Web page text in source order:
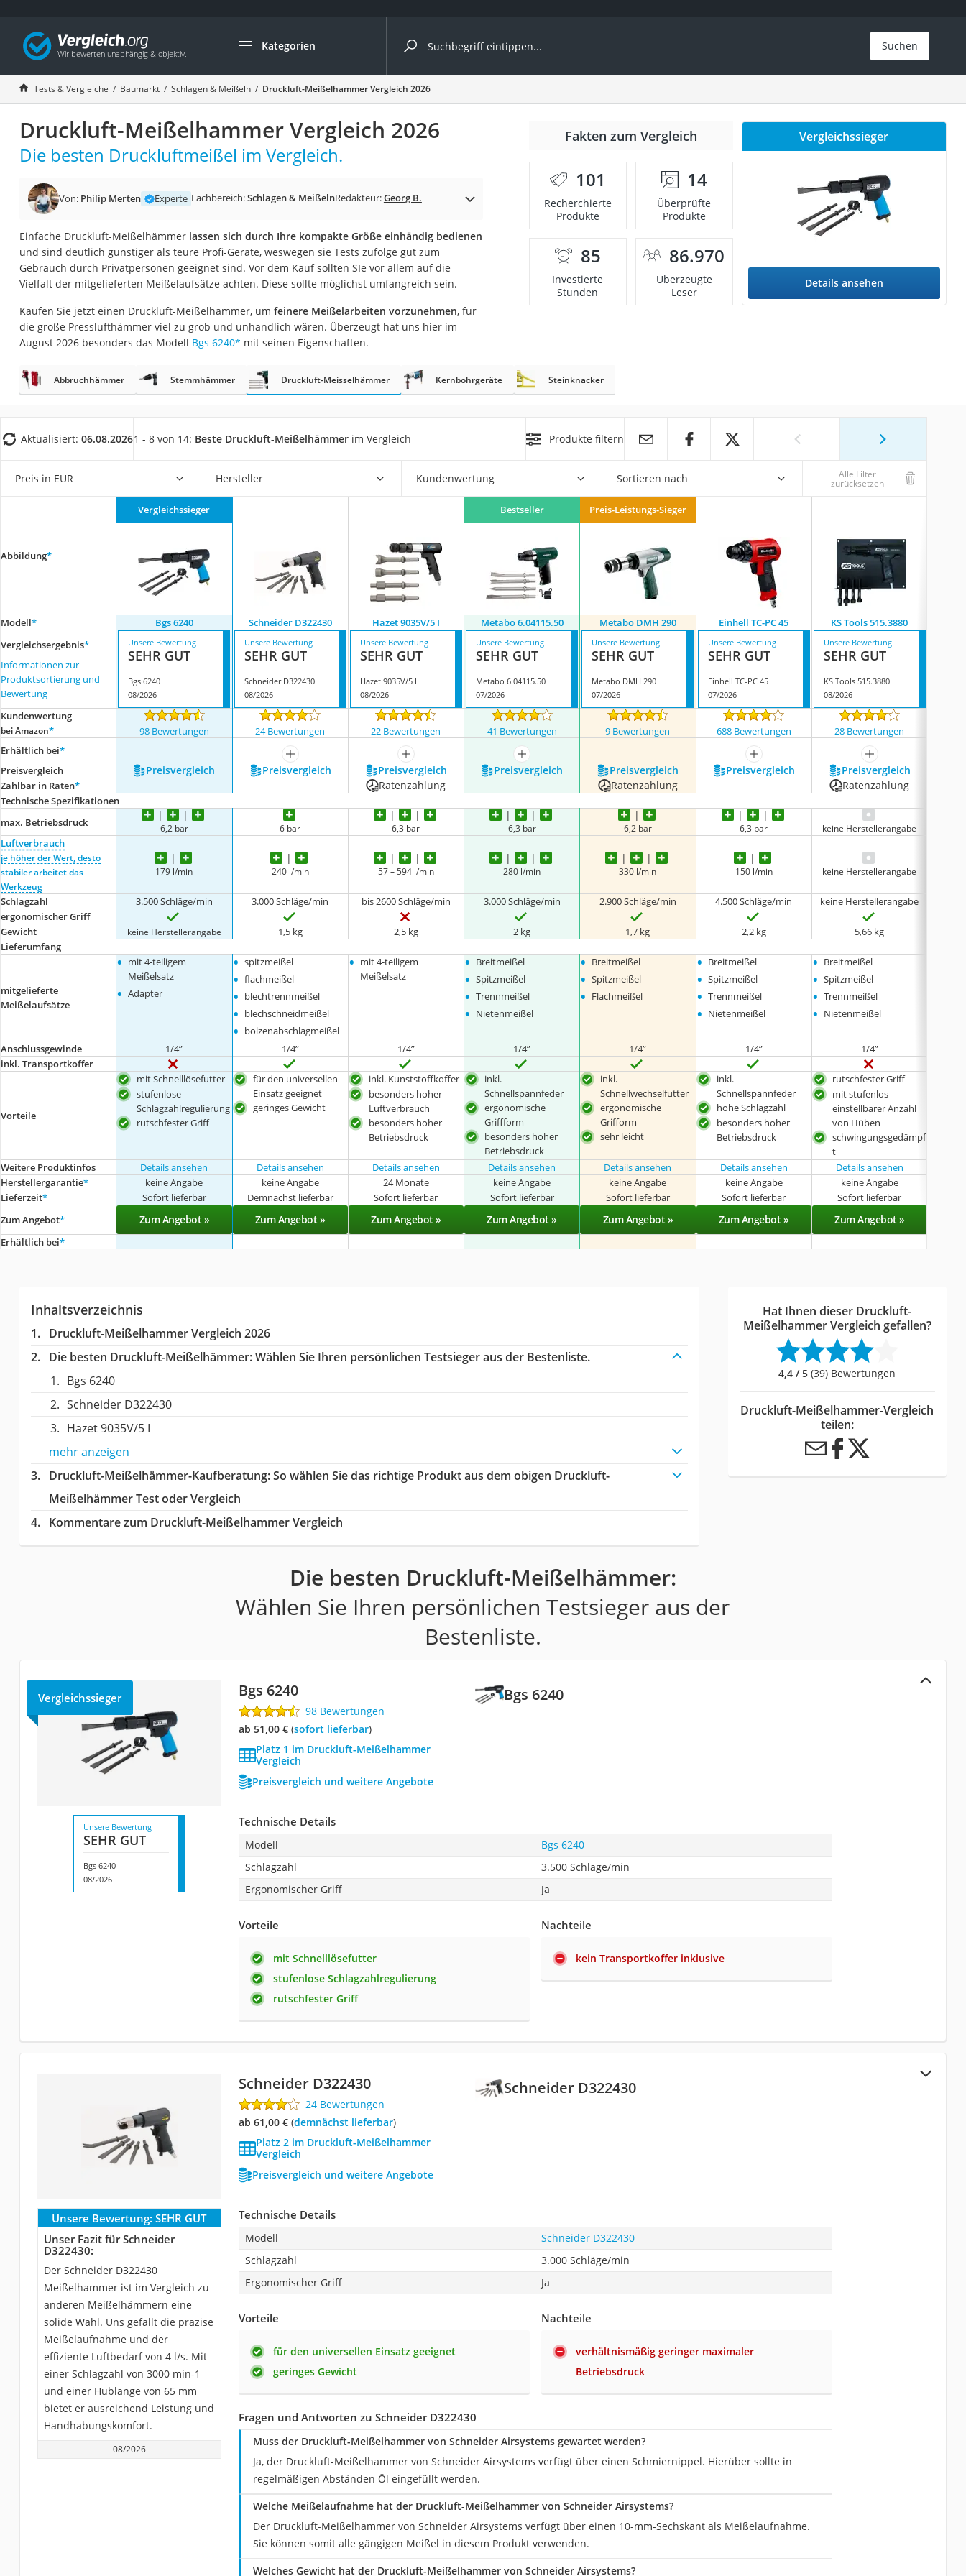
Kategorien
Die beliebtesten Vergleiche nach Kategorie
Baumarkt
Tresor feuerfest
Makita-Akku-Rasenmäher
Kappsäge
Smartes Türschloss
Akku-Rasentrimmer
Split-Klimaanlage 2 Innengeräte
Pelletofen
Bohrmaschine
Tiefbrunnenpumpe
Fliesenschneider
Doppelschleifer
Akku-Laubsauger
Löschdecke
Multimeter
Suchen
Tests & Vergleiche Baumarkt Schlagen & Meißeln Druckluft-Meißelhammer Vergleich 2026
Druckluft-Meißelhammer Vergleich 2026
Die besten Druckluftmeißel im Vergleich.
Von: Philip Merten Experte Fachbereich:Schlagen & MeißelnRedakteur:Georg B.
Einfache Druckluft-Meißelhämmer lassen sich durch Ihre kompakte Größe einhändig bedienen
und sind deutlich günstiger als teure Profi-Geräte, weswegen sie Tests zufolge gut zum
Gebrauch durch Privatpersonen geeignet sind. Vor dem Kauf sollten SIe vor allem auf die
Vielfalt der mitgelieferten Meißelaufsätze achten. Diese sollte möglichst umfangreich sein.
Kaufen Sie jetzt einen Druckluft-Meißelhammer, um feinere Meißelarbeiten vorzunehmen, für
die große Presslufthämmer viel zu grob und unhandlich wären. Überzeugt hat uns hier im
August 2026 besonders das Modell Bgs 6240* mit seinen Eigenschaften.
Fakten zum Vergleich
101
Recherchierte
Produkte
14
Überprüfte
Produkte
85
Investierte
Stunden
86.970
Überzeugte
Leser
Vergleichssieger
Details ansehen
Abbruchhämmer Stemmhämmer Druckluft-Meisselhämmer Kernbohrgeräte Steinknacker
Aktualisiert: 06.08.20261 - 8 von 14: Beste Druckluft-Meißelhämmer im Vergleich Produkte filtern
Preis in EUR Hersteller Kundenwertung Sortieren nach Alle Filter
zurücksetzen
Abbildung*
Vergleichssieger Bestseller Preis-Leistungs-Sieger
Modell* Bgs 6240 Schneider D322430 Hazet 9035V/5 I Metabo 6.04115.50 Metabo DMH 290 Einhell TC-PC 45 KS Tools 515.3880
Vergleichsergebnis*
Informationen zur
Produktsortierung und
Bewertung
Unsere Bewertung
SEHR GUT
Bgs 6240
08/2026
Unsere Bewertung
SEHR GUT
Schneider D322430
08/2026
Unsere Bewertung
SEHR GUT
Hazet 9035V/5 I
08/2026
Unsere Bewertung
SEHR GUT
Metabo 6.04115.50
07/2026
Unsere Bewertung
SEHR GUT
Metabo DMH 290
07/2026
Unsere Bewertung
SEHR GUT
Einhell TC-PC 45
07/2026
Unsere Bewertung
SEHR GUT
KS Tools 515.3880
08/2026
Kundenwertung
bei Amazon* 98 Bewertungen 24 Bewertungen 22 Bewertungen 41 Bewertungen 9 Bewertungen 688 Bewertungen 28 Bewertungen
Erhältlich bei*
mehr anzeigen mehr anzeigen mehr anzeigen mehr anzeigen
mehr anzeigen
Preis­vergleich
Preis­vergleich Preis­vergleich Preis­vergleich Preis­vergleich Preis­vergleich Preis­vergleich Preis­vergleich
Zahlbar in Raten* Ratenzahlung Ratenzahlung Ratenzahlung
Technische Spezifikationen
max. Betriebsdruck
6,2 bar 6 bar 6,3 bar 6,3 bar 6,2 bar 6,3 bar keine Herstellerangabe
Luftverbrauch
je höher der Wert, desto
stabiler arbeitet das
Werkzeug
179 l/min 240 l/min 57 – 594 l/min 280 l/min 330 l/min 150 l/min keine Herstellerangabe
Schlagzahl 3.500 Schläge/min 3.000 Schläge/min bis 2600 Schläge/min 3.000 Schläge/min 2.900 Schläge/min 4.500 Schläge/min keine Herstellerangabe
ergonomischer Griff
Gewicht
keine Herstellerangabe 1,5 kg 2,5 kg 2 kg 1,7 kg 2,2 kg
‎5,66 kg
Lieferumfang
mitgelieferte
Meißelaufsätze
• mit 4-teiligem
Meißelsatz
• Adapter
• spitzmeißel
• flachmeißel
• blechtrennmeißel
• blechschneidmeißel
• bolzenabschlagmeißel
• mit 4-teiligem
Meißelsatz
• Breitmeißel
• Spitzmeißel
• Trennmeißel
• Nietenmeißel
• Breitmeißel
• Spitzmeißel
• Flachmeißel
• Breitmeißel
• Spitzmeißel
• Trennmeißel
• Nietenmeißel
• Breitmeißel
• Spitzmeißel
• Trennmeißel
• Nietenmeißel
Anschlussgewinde 1/4” 1/4” 1/4” 1/4” 1/4” 1/4”
1/4”
inkl. Transportkoffer
Vorteile
mit Schnelllösefutter
stufenlose
Schlagzahlregulierung
rutschfester Griff
für den universellen
Einsatz geeignet
geringes Gewicht
inkl. Kunststoffkoffer
besonders hoher
Luftverbrauch
besonders hoher
Betriebsdruck
inkl.
Schnellspannfeder
ergonomische
Griffform
besonders hoher
Betriebsdruck
inkl.
Schnellwechselfutter
ergonomische
Grifform
sehr leicht
inkl.
Schnellspannfeder
hohe Schlagzahl
besonders hoher
Betriebsdruck
rutschfester Griff
mit stufenlos
einstellbarer Anzahl
von Hüben
schwingungsgedämpf
t
Weitere Produktinfos
Details ansehen Details ansehen Details ansehen Details ansehen Details ansehen Details ansehen
Details ansehen
Herstellergarantie* keine Angabe keine Angabe 24 Monate keine Angabe keine Angabe keine Angabe keine Angabe
Lieferzeit* Sofort lieferbar Demnächst lieferbar Sofort lieferbar Sofort lieferbar Sofort lieferbar Sofort lieferbar Sofort lieferbar
Zum Angebot* Zum Angebot » Zum Angebot » Zum Angebot » Zum Angebot » Zum Angebot » Zum Angebot » Zum Angebot »
Erhältlich bei*
Inhaltsverzeichnis
Druckluft-Meißelhammer Vergleich 2026
Die besten Druckluft-Meißelhämmer:Wählen Sie Ihren persönlichen Testsieger aus der Bestenliste.
Bgs 6240
Schneider D322430
Hazet 9035V/5 I
mehr anzeigen
Druckluft-Meißelhämmer-Kaufberatung: So wählen Sie das richtige Produkt aus dem obigen Druckluft-
Meißelhämmer Test oder Vergleich
Kommentare zum Druckluft-Meißelhammer Vergleich
Hat Ihnen dieser Druckluft-
Meißelhammer Vergleich gefallen?
4,4 / 5 (39) Bewertungen
Druckluft-Meißelhammer-Vergleich
teilen:
Die besten Druckluft-Meißelhämmer:
Wählen Sie Ihren persönlichen Testsieger aus der
Bestenliste.
Bgs 6240
Vergleichssieger Bgs 6240
98 Bewertungen
ab 51,00 €( Sofort lieferbar)
Platz 1 im Druckluft-Meißelhammer
Vergleich
Preisvergleich und weitere Angebote
Unsere Bewertung
SEHR GUT
Bgs 6240
08/2026
Technische Details
Modell
Bgs 6240
Schlagzahl
3.500 Schläge/min
Ergonomischer Griff
Ja
Vorteile
mit Schnelllösefutter
stufenlose Schlagzahlregulierung
rutschfester Griff
Nachteile
kein Transportkoffer inklusive
Schneider D322430
Schneider D322430
24 Bewertungen
ab 61,00 €( Demnächst lieferbar)
Platz 2 im Druckluft-Meißelhammer
Vergleich
Preisvergleich und weitere Angebote
Unsere Bewertung: SEHR GUT
Unser Fazit für Schneider
D322430:
Der Schneider D322430
Meißelhammer ist im Vergleich zu
anderen Meißelhämmern eine
solide Wahl. Uns gefällt die präzise
Meißelaufnahme und der
effiziente Luftbedarf von 4 l/s. Mit
einer Schlagzahl von 3000 min-1
und einer Hublänge von 65 mm
bietet er ausreichend Leistung und
Handhabungskomfort.
08/2026
Technische Details
Modell
Schneider D322430
Schlagzahl
3.000 Schläge/min
Ergonomischer Griff
Ja
Vorteile
für den universellen Einsatz geeignet
geringes Gewicht
Nachteile
verhältnismäßig geringer maximaler
Betriebsdruck
Fragen und Antworten zu Schneider D322430
Muss der Druckluft-Meißelhammer von Schneider Airsystems gewartet werden?
Ja, der Druckluft-Meißelhammer von Schneider Airsystems verfügt über einen Schmiernippel. Hierüber sollte in
regelmäßigen Abständen Öl eingefüllt werden.
Welche Meißelaufnahme hat der Druckluft-Meißelhammer von Schneider Airsystems?
Der Druckluft-Meißelhammer von Schneider Airsystems verfügt über einen 10-mm-Sechskant als Meißelaufnahme.
Sie können somit alle gängigen Meißel in diesem Produkt verwenden.
Welches Gewicht hat der Druckluft-Meißelhammer von Schneider Airsystems?